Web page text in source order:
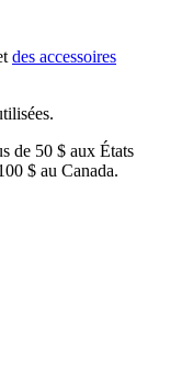
des accessoires
de 50 $ aux États
$ au Canada.